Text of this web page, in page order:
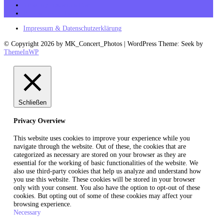
Impressum & Datenschutzerklärung
© Copyright 2026 by MK_Concert_Photos | WordPress Theme: Seek by
ThemeInWP
Schließen
Privacy Overview
This website uses cookies to improve your experience while you
navigate through the website. Out of these, the cookies that are
categorized as necessary are stored on your browser as they are
essential for the working of basic functionalities of the website. We
also use third-party cookies that help us analyze and understand how
you use this website. These cookies will be stored in your browser
only with your consent. You also have the option to opt-out of these
cookies. But opting out of some of these cookies may affect your
browsing experience.
Necessary